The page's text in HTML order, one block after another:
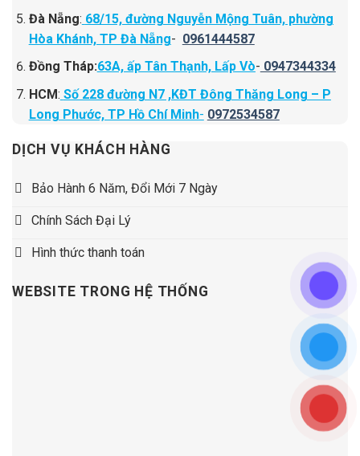
Đà Nẵng: 68/15, đường Nguyễn Mộng Tuân, phường
Hòa Khánh, TP Đà Nẵng- 0961444587
Đồng Tháp:63A, ấp Tân Thạnh, Lấp Vò- 0947344334
HCM: Số 228 đường N7 ,KĐT Đông Thăng Long – P
Long Phước, TP Hồ Chí Minh- 0972534587
DỊCH VỤ KHÁCH HÀNG
Bảo Hành 6 Năm, Đổi Mới 7 Ngày
Chính Sách Đại Lý
Hình thức thanh toán
WEBSITE TRONG HỆ THỐNG